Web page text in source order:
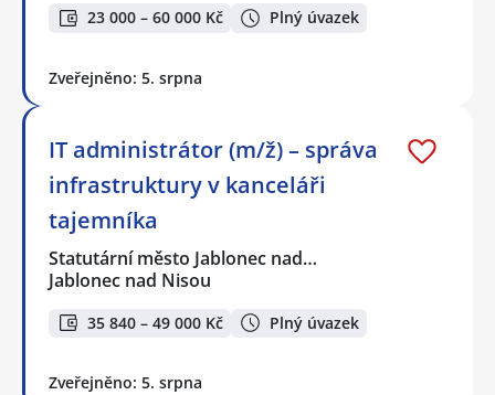
23 000 – 60 000 Kč Plný úvazek
Zveřejněno: 5. srpna
IT administrátor (m/ž) – správa
infrastruktury v kanceláři
tajemníka
Statutární město Jablonec nad…
Jablonec nad Nisou
35 840 – 49 000 Kč Plný úvazek
Zveřejněno: 5. srpna